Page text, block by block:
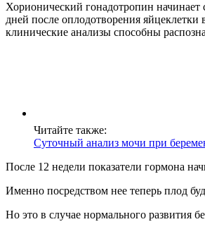
Хорионический гонадотропин начинает
дней после оплодотворения
клинические анализы способны
Читайте также:
Суточный анализ мочи при
После 12 недели показатели гормона
Именно посредством нее теперь плод
Но это в случае нормального развития